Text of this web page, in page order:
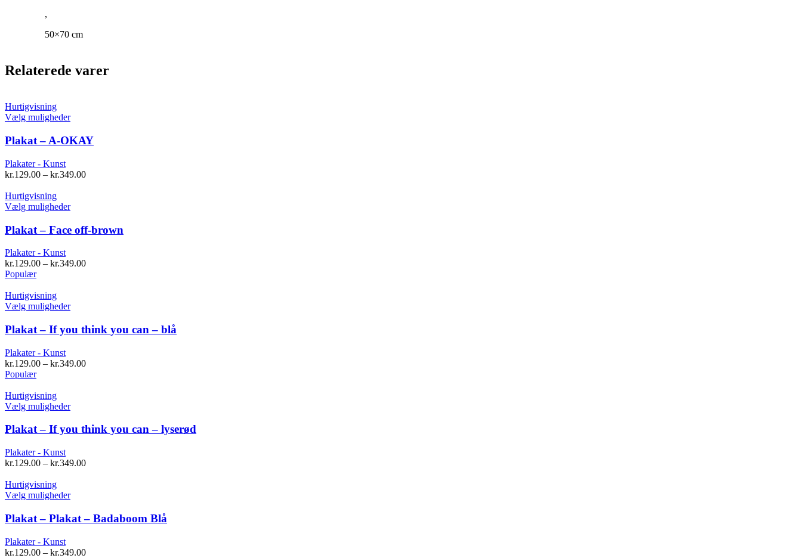
,
50×70 cm
Relaterede varer
Hurtigvisning
Vælg mulighederDette
har
flere
Mulighederne
kan
varesiden
Plakat – A-OKAY
Plakater - Kunst
kr.129.00 – kr.349.00
Hurtigvisning
Vælg mulighederDette
har
flere
Mulighederne
varesiden
Plakat – Face off-brown
Plakater - Kunst
kr.129.00 – kr.349.00
Populær
Hurtigvisning
Vælg mulighederDette
har
flere
Mulighederne
kan
Plakat – If you think you can – blå
Plakater - Kunst
kr.129.00 – kr.349.00
Populær
Hurtigvisning
Vælg mulighederDette
har
Mulighederne
på
varesiden
Plakat – If you think you can – lyserød
Plakater - Kunst
kr.129.00 – kr.349.00
Hurtigvisning
Vælg mulighederDette
har
flere
Mulighederne
Plakat – Plakat – Badaboom Blå
Plakater - Kunst
kr.129.00 – kr.349.00